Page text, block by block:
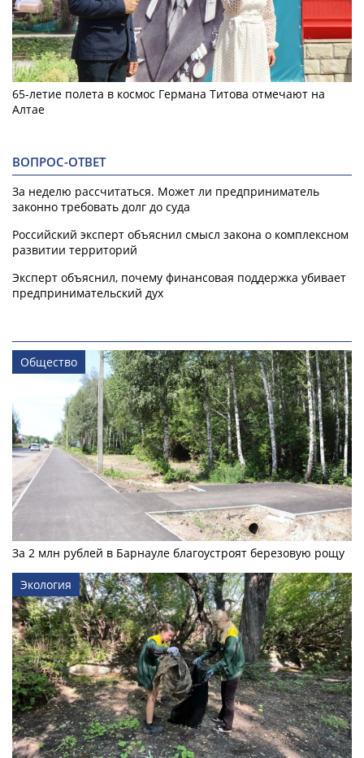
65-летие полета в космос Германа Титова отмечают на
Алтае
ВОПРОС-ОТВЕТ
За неделю рассчитаться. Может ли предприниматель
законно требовать долг до суда
Российский эксперт объяснил смысл закона о комплексном
развитии территорий
Эксперт объяснил, почему финансовая поддержка убивает
предпринимательский дух
Общество
За 2 млн рублей в Барнауле благоустроят березовую рощу
Экология